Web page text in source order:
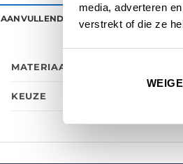
media, adverteren
verstrekt of die ze
AANVULLENDE INFORMATIE
MATERIAAL
KEUZE